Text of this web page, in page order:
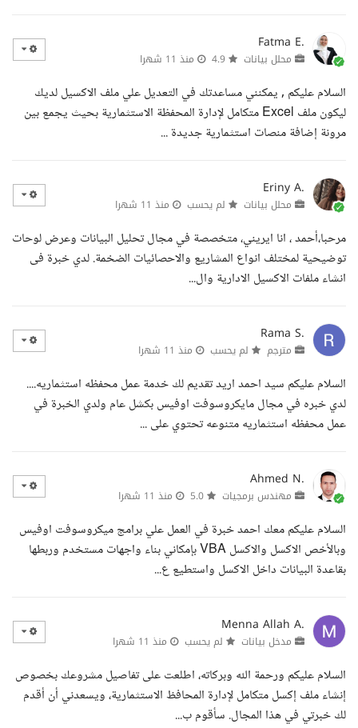
Fatma E.
محلل بيانات منذ 11 شهرا
السلام عليكم , يمكنني مساعدتك في التعديل علي ملف الاكسيل لديك
ليكون ملف Excel متكامل لإدارة المحفظة الاستثمارية بحيث يجمع بين
مرونة إضافة منصات استثمارية جديدة ...
Eriny A.
محلل بيانات لم يحسب منذ 11 شهرا
مرحبا،أحمد ، انا ايريني، متخصصة في مجال تحليل البيانات وعرض لوحات
توضيحية لمختلف انواع المشاريع والاحصائيات الضخمة. لدي خبرة فى
انشاء ملفات الاكسيل الادارية وال...
Rama S.
مترجم لم يحسب منذ 11 شهرا
السلام عليكم سيد احمد اريد تقديم لك خدمة عمل محفظه استثماريه....
لدي خبره في مجال مايكروسوفت اوفيس بكشل عام ولدي الخبرة في
عمل محفظه استثماريه متنوعه تحتوي على ...
Ahmed N.
مهندس برمجيات منذ 11 شهرا
السلام عليكم معك احمد خبرة في العمل علي برامج ميكروسوفت اوفيس
وبالأخص الاكسل والاكسل VBA بإمكاني بناء واجهات مستخدم وربطها
بقاعدة البيانات داخل الاكسل واستطيع ع...
Menna Allah A.
مدخل بيانات لم يحسب منذ 11 شهرا
السلام عليكم ورحمة الله وبركاته، اطلعت على تفاصيل مشروعك بخصوص
إنشاء ملف إكسل متكامل لإدارة المحافظ الاستثمارية، ويسعدني أن أقدم
لك خبرتي في هذا المجال. سأقوم ب...